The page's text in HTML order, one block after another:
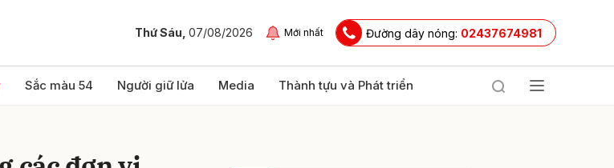
Thứ Sáu, 07/08/2026 Mới nhất Đường dây nóng: 02437674981
Sắc màu 54 Người giữ lửa Media Thành tựu và Phát triển